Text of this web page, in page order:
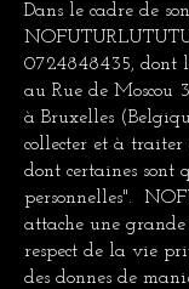
Dans le cadre de
0724848435, dont
au Rue de Moscou
à Bruxelles
collecter et à traiter
dont certaines sont
personnelles".
attache une
respect de la vie
des donnes de